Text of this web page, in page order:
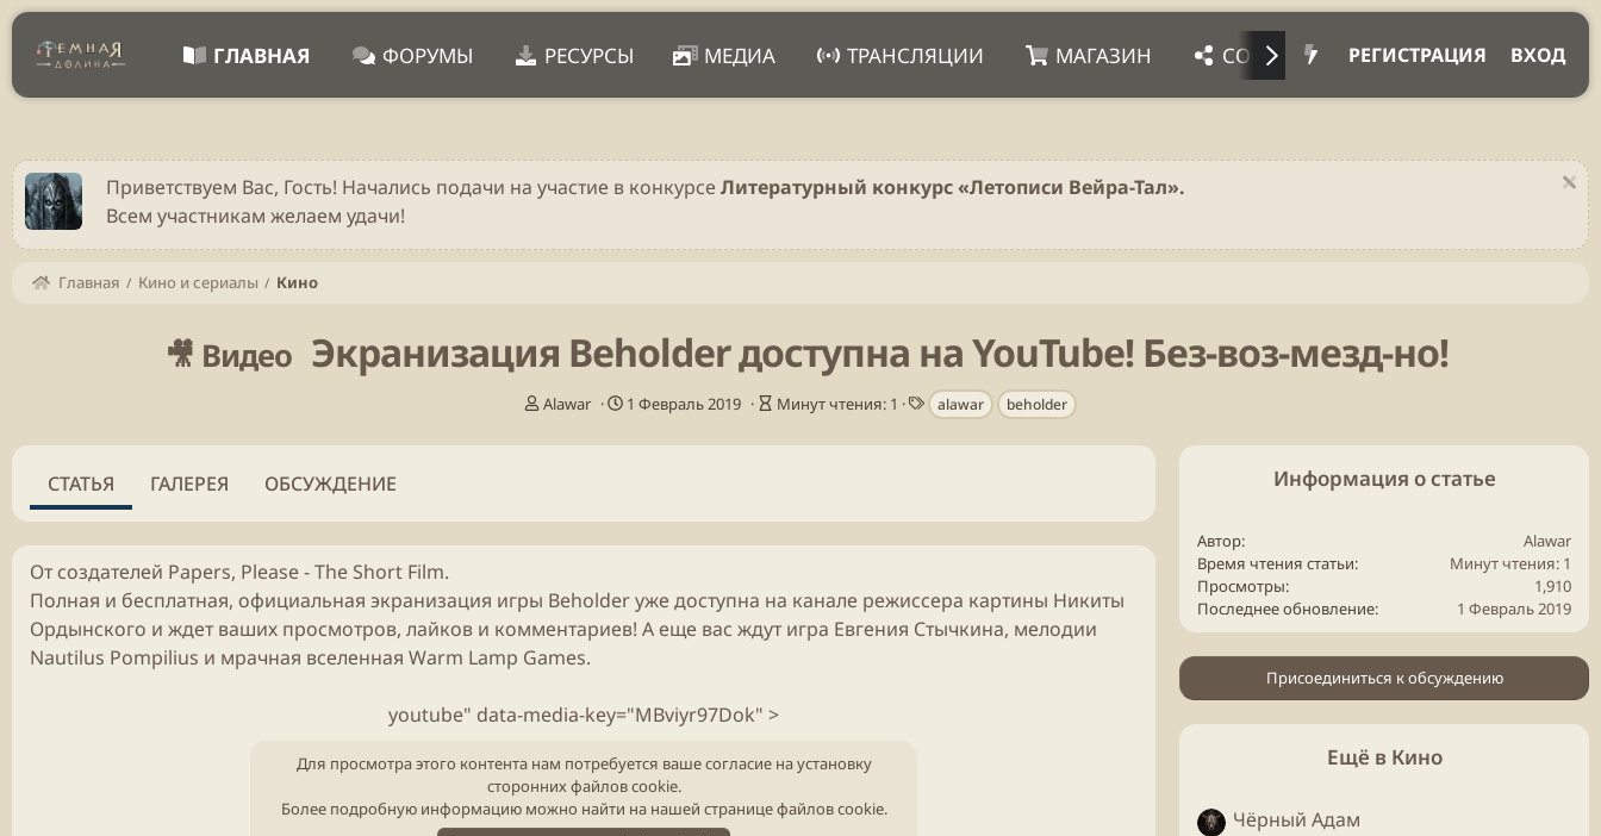
ГЛАВНАЯ ФОРУМЫ РЕСУРСЫ МЕДИА ТРАНСЛЯЦИИ МАГАЗИН СОЦ. СЕТИ ПРОЧЕЕ ВХОД
РЕГИСТРАЦИЯ
Приветствуем Вас, Гость! Начались подачи на участие в конкурсе Литературный конкурс «Летописи Вейра-Тал».
Всем участникам желаем удачи!
Главная Кино и сериалы Кино
🎥 Видео Экранизация Beholder доступна на YouTube! Без-воз-мезд-но!
А
т
Alawar
Д
т
к
а
1 Февраль 2019
В
е
и
я
т
и
Минут чтения: 1
Т
е
г
alawar beholder
СТАТЬЯ ГАЛЕРЕЯ ОБСУЖДЕНИЕ
От создателей Papers, Please - The Short Film.
Полная и бесплатная, официальная экранизация игры Beholderуже доступна на канале режиссера картины Никиты
Ордынского и ждет ваших просмотров, лайков и комментариев! А еще вас ждут игра Евгения Стычкина, мелодии
Nautilus Pompilius и мрачная вселенная Warm Lamp Games.
youtube" data-media-key="MBviyr97Dok" >
Для просмотра этого контента нам потребуется ваше согласие на установку
сторонних файлов cookie.
Более подробную информацию можно найти на нашей странице файлов cookie.
Информация о статье
Автор
Alawar
Время чтения статьи
Минут чтения: 1
Просмотры
1,910
Последнее обновление
1 Февраль 2019
Присоединиться к обсуждению
Ещё в Кино
Чёрный Адам